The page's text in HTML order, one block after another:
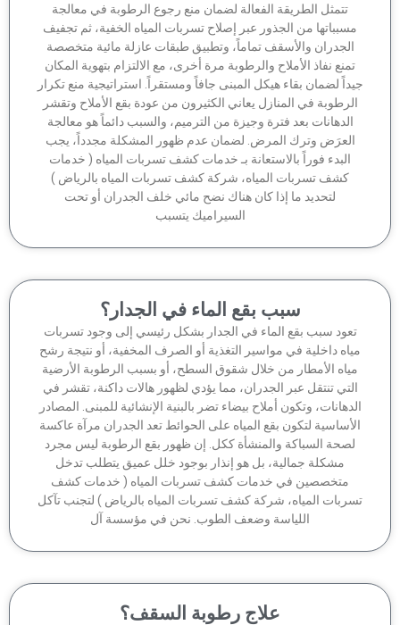
تتمثل الطريقة الفعالة لضمان منع رجوع الرطوبة في معالجة
من الجذور عبر إصلاح تسربات المياه الخفية، ثم تجفيف
الجدران والأسقف تماماً، وتطبيق طبقات عازلة مائية متخصصة
تمنع نفاذ الأملاح والرطوبة مرة أخرى، مع الالتزام بتهوية المكان
لضمان بقاء هيكل المبنى جافاً ومستقراً. استراتيجية منع تكرار
في المنازل يعاني الكثيرون من عودة بقع الأملاح وتقشر
الدهانات بعد فترة وجيزة من الترميم، والسبب دائماً هو معالجة
العرَض وترك المرض. لضمان عدم ظهور المشكلة مجدداً، يجب
البدء فوراً بالاستعانة بـ خدمات كشف تسربات المياه ( خدمات
كشف تسربات المياه، شركة كشف تسربات المياه بالرياض )
لتحديد ما إذا كان هناك نضح مائي خلف الجدران أو تحت
السيراميك يتسبب
سبب بقع الماء في الجدار؟
سبب بقع الماء في الجدار بشكل رئيسي إلى وجود تسربات
داخلية في مواسير التغذية أو الصرف المخفية، أو نتيجة رشح
الأمطار من خلال شقوق السطح، أو بسبب الرطوبة الأرضية
تنتقل عبر الجدران، مما يؤدي لظهور هالات داكنة، تقشر في
وتكون أملاح بيضاء تضر بالبنية الإنشائية للمبنى. المصادر
لتكون بقع المياه على الحوائط تعد الجدران مرآة عاكسة
لصحة السباكة والمنشأة ككل. إن ظهور بقع الرطوبة ليس مجرد
مشكلة جمالية، بل هو إنذار بوجود خلل عميق يتطلب تدخل
متخصصين في خدمات كشف تسربات المياه ( خدمات كشف
المياه، شركة كشف تسربات المياه بالرياض ) لتجنب تآكل
اللياسة وضعف الطوب. نحن في مؤسسة آل
علاج رطوبة السقف؟